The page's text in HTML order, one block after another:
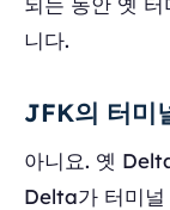
니다.
JFK의 터미
아니요. 옛
Delta가 터미널